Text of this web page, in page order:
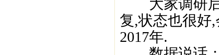
大家调研后
复,状态也很好
2017年.